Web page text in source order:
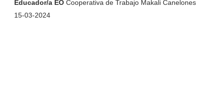
Educador/a EOCooperativa de Trabajo Makali Canelones
15-03-2024